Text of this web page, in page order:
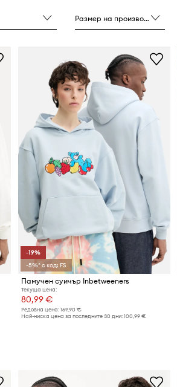
Размер на производителя
-19%
-5%* с код: FS
Памучен суичър Inbetweeners
Текуща цена:
80,99 €
Редовна цена: 169,90 €
Най-ниска цена за последните 30 дни: 100,99 €